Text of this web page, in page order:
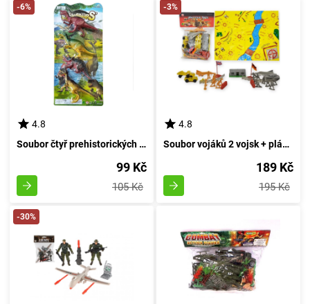
-6%
4.8
Soubor čtyř prehistorických ještěrů
99 Kč
105 Kč
-3%
4.8
Soubor vojáků 2 vojsk + plánek
189 Kč
195 Kč
-30%